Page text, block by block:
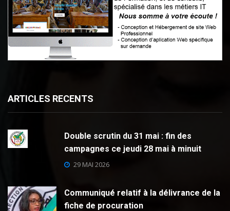
ARTICLES RECENTS
Double scrutin du 31 mai : fin des
campagnes ce jeudi 28 mai à minuit
29 MAI 2026
Communiqué relatif à la délivrance de la
fiche de procuration